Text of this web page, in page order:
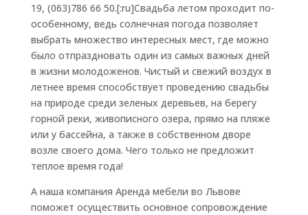
19, (063)786 66 50.[:ru]Свадьба летом проходит по-
особенному, ведь солнечная погода позволяет
выбрать множество интересных мест, где можно
было отпраздновать один из самых важных дней
в жизни молодоженов. Чистый и свежий воздух в
летнее время способствует проведению свадьбы
на природе среди зеленых деревьев, на берегу
горной реки, живописного озера, прямо на пляже
или у бассейна, а также в собственном дворе
возле своего дома. Чего только не предложит
теплое время года!
А наша компания Аренда мебели во Львове
поможет осуществить основное сопровождение